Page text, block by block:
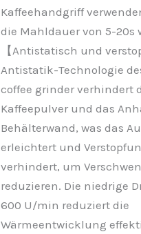
Kaffeehandgriff
die Mahldauer von 5-20s
【Antistatisch und
Antistatik-Technologie
coffee grinder verhindert
Kaffeepulver und das
Behälterwand, was das
erleichtert und
verhindert, um
reduzieren. Die niedrige
600 U/min reduziert die
Wärmeentwicklung